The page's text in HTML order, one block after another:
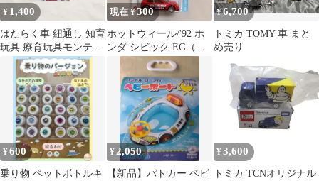
¥ 1,400
はたらく車 紐通し 知育
玩具 療育玩具モンテソ
ーリー 指先トレーニン
グ13台
現在 ¥300
ホットウィール/'92 ホ
ンダ シビック EG（未
開封新品）」
¥6,700
トミカ TOMY 車 まと
め売り
¥600
乗り物 ペットボトルキ
¥2,050
【新品】パトカー ベビ
¥ 3,600
トミカ TCNオリジナル